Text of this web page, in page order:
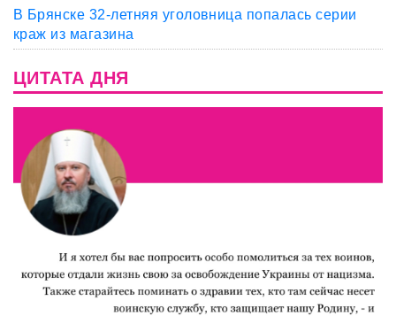
В Брянске 32-летняя уголовница попалась серии
краж из магазина
ЦИТАТА ДНЯ